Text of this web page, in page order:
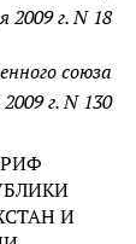
2009 г. N 18
союза
г. N 130
И